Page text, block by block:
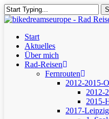
Skip
to
content
Close
Menu
Start
Aktuelles
Über mich
Rad-Reisen
Fernrouten
2012-2015-
2012-
2015-
2017-